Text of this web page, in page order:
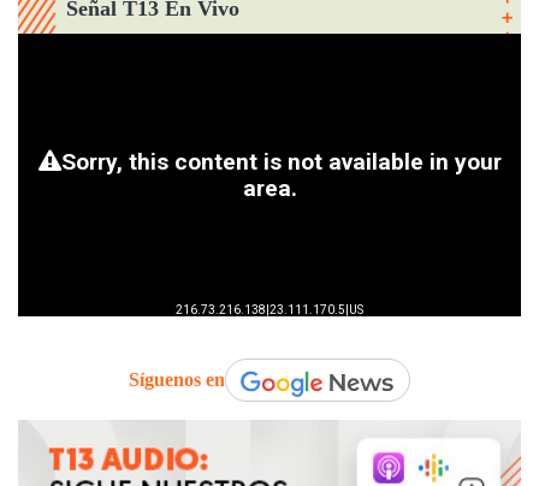
Señal T13 En Vivo
Síguenos en